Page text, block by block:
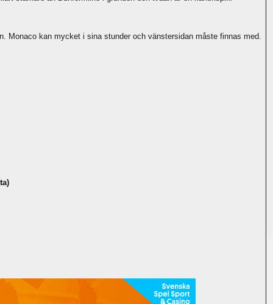
Monaco kan mycket i sina stunder och vänstersidan måste finnas med.